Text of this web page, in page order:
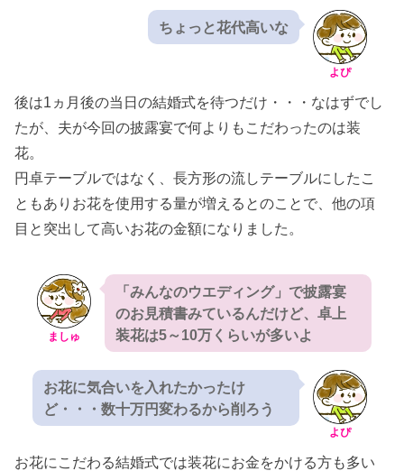
よぴ
ちょっと花代高いな
後は1ヵ月後の当日の結婚式を待つだけ・・・なはずでし
たが、夫が今回の披露宴で何よりもこだわったのは装
花。
円卓テーブルではなく、長方形の流しテーブルにしたこ
ともありお花を使用する量が増えるとのことで、他の項
目と突出して高いお花の金額になりました。
ましゅ
「みんなのウエディング」で披露宴
のお見積書みているんだけど、卓上
装花は5～10万くらいが多いよ
よぴ
お花に気合いを入れたかったけ
ど・・・数十万円変わるから削ろう
お花にこだわる結婚式では装花にお金をかける方も多い